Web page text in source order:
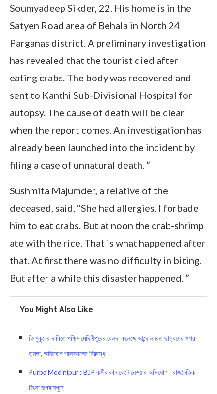
Soumyadeep Sikder, 22. His home is in the
Satyen Road area of ​​Behala in North 24
Parganas district. A preliminary investigation
has revealed that the tourist died after
eating crabs. The body was recovered and
sent to Kanthi Sub-Divisional Hospital for
autopsy. The cause of death will be clear
when the report comes. An investigation has
already been launched into the incident by
filing a case of unnatural death. ”
Sushmita Majumder, a relative of the
deceased, said, “She had allergies. I forbade
him to eat crabs. But at noon the crab-shrimp
ate with the rice. That is what happened after
that. At first there was no difficulty in biting.
But after a while this disaster happened. ”
You Might Also Like
ফি মুকুবের দাবিতে পশ্চিম মেদিনীপুরের বেলদা কলেজে আন্দোলনরত ছাত্রদের ওপর
হামলা, অভিযোগ শাসকদলের বিরুদ্ধে
Purba Medinipur : BJP কর্মীর কান কেটে নেওয়ার অভিযোগ ! রাজনৈতিক
হিংসা ভগবানপুরে